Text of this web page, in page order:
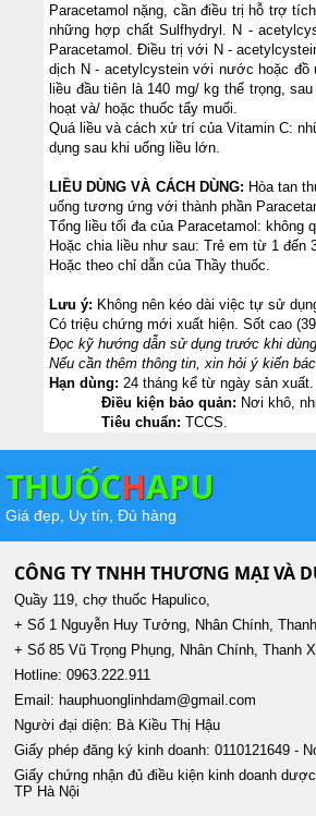
Paracetamol nặng, cần điều trị hỗ trợ
những hợp chất Sulfhydryl. N -
Paracetamol. Điều trị với N -
dịch N - acetylcystein với nước hoặc đồ
liều đầu tiên là 140 mg/ kg thể trọng,
hoạt và/ hoặc thuốc tẩy muối.
Quá liều và cách xử trí của Vitamin C:
dụng sau khi uống liều lớn.
LIỀU DÙNG VÀ CÁCH DÙNG: Hòa tan
uống tương ứng với thành phần
Tổng liều tối đa của Paracetamol: không
Hoặc chia liều như sau: Trẻ em từ 1 đến
Hoặc theo chỉ dẫn của Thầy thuốc.
Lưu ý: Không nên kéo dài việc tự sử
Có triệu chứng mới xuất hiện. Sốt cao
Đọc kỹ hướng dẫn sử dụng trước khi dùng.
Nếu cần thêm thông tin, xin hỏi ý kiến
Hạn dùng: 24 tháng kể từ ngày sản xuất.
Điều kiện bảo quản: Nơi khô,
Tiêu chuẩn: TCCS.
THUỐCHAPU
Giá đẹp, Uy tín, Đủ hàng
CÔNG TY TNHH THƯƠNG MẠI VÀ
Quầy 119, chợ thuốc Hapulico,
+ Số 1 Nguyễn Huy Tưởng, Nhân Chính,
+ Số 85 Vũ Trọng Phụng, Nhân Chính, Thanh
Hotline: 0963.222.911
Email: hauphuonglinhdam@gmail.com
Người đại diện: Bà Kiều Thị Hậu
Giấy phép đăng ký kinh doanh: 0110121649 -
Giấy chứng nhận đủ điều kiện kinh doanh
TP Hà Nội